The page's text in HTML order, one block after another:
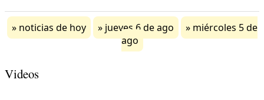
noticias de hoy jueves 6 de ago
miércoles 5 de
ago
Videos